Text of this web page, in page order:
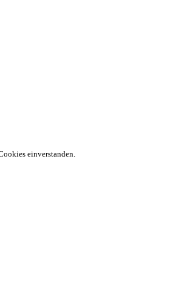
einverstanden.